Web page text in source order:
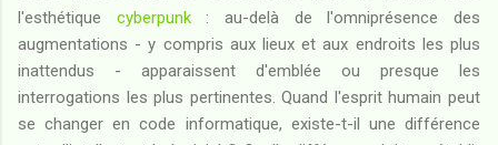
l'esthétique cyberpunk: au-delà de l'omniprésence des
augmentations - y compris aux lieux et aux endroits les plus
inattendus - apparaissent d'emblée ou presque les
interrogations les plus pertinentes. Quand l'esprit humain peut
se changer en code informatique, existe-t-il une différence